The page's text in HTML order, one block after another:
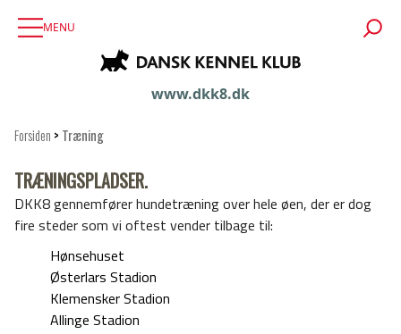
MENU
www.dkk8.dk
Forsiden > Træning
TRÆNINGSPLADSER.
DKK8 gennemfører hundetræning over hele øen, der er dog
fire steder som vi oftest vender tilbage til:
Hønsehuset
Østerlars Stadion
Klemensker Stadion
Allinge Stadion